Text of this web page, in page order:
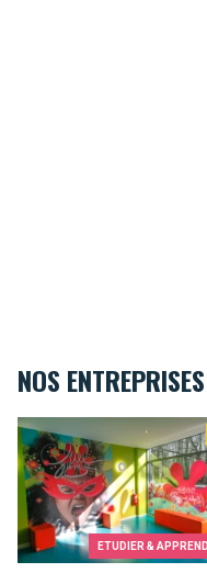
NOS ENTREPRISES
ETUDIER &
Kids&Us language